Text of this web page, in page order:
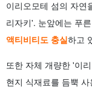
이리오모테 섬의 자연
리자키'. 눈앞에는 푸
액티비티도 충실하고
또한 자체 개량한 '이
현지 식재료를 듬뿍